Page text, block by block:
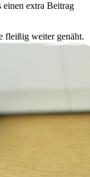
extra Beitrag
fleißig weiter genäht.